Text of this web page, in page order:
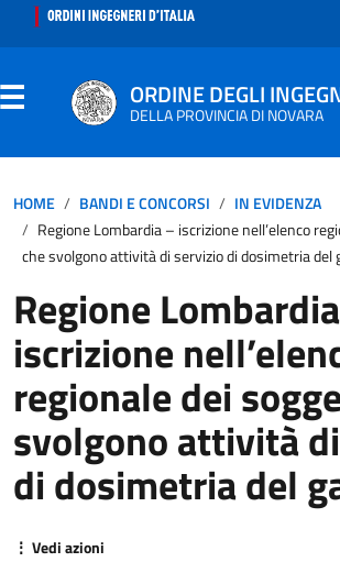
ORDINE DEGLI
DELLA PROVINCIA DI NOVARA
SEGRETERIA
ISCRITTO
PROFESSIONE
AGGIORNAMENTO PROFESSIONALE
HOME BANDI E CONCORSI
IN EVIDENZA
Regione Lombardia – iscrizione nell’elenco
che svolgono attività di servizio di dosimetria del
Regione
iscrizione
regionale dei
svolgono attività
di dosimetria del
⋮ Vedi azioni